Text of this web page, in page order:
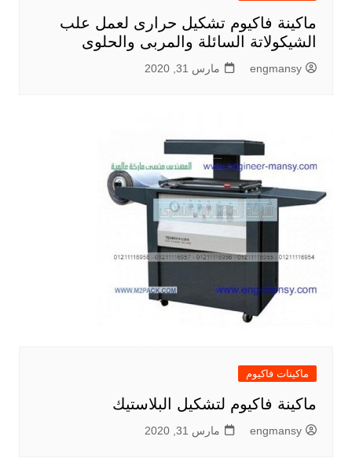
ماكينة فاكيوم تشكيل حرارى لعمل علب
الشيكولاتة السائلة والمربى والحلوى
engmansy مارس 31, 2020
ماكينات فاكيوم
ماكينة فاكيوم لتشكيل البلاستيك
engmansy مارس 31, 2020